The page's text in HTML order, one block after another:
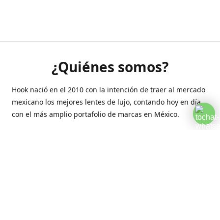
¿Quiénes somos?
Hook nació en el 2010 con la intención de traer al mercado
mexicano los mejores lentes de lujo, contando hoy en día
con el más amplio portafolio de marcas en México.